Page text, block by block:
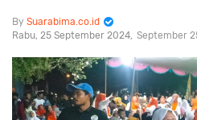
Suarabima.co.id
Rabu, 25 September 2024 September